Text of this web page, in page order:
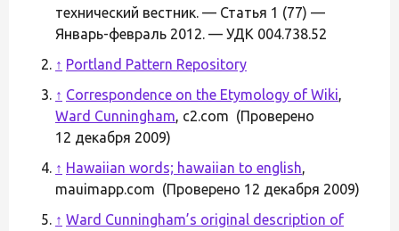
технический вестник. — Статья 1 (77) —
Январь-февраль 2012. — УДК 004.738.52
↑ Portland Pattern Repository
↑ Correspondence on the Etymology of Wiki,
Ward Cunningham, c2.com (Проверено
12 декабря 2009)
↑ Hawaiian words; hawaiian to english,
mauimapp.com (Проверено 12 декабря 2009)
↑ Ward Cunningham’s original description of